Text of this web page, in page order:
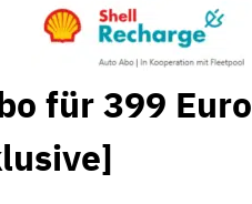
für 399 Euro